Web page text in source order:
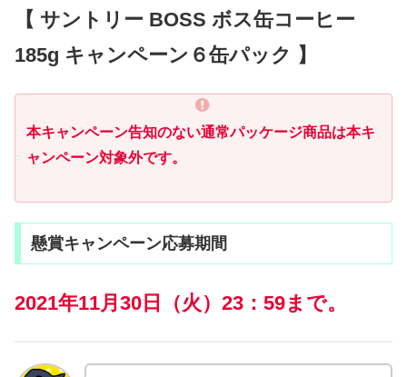
【 サントリー BOSS ボス缶コーヒー
185g キャンペーン６缶パック 】
本キャンペーン告知のない通常パッケージ商品は本キ
ャンペーン対象外です。
懸賞キャンペーン応募期間
2021年11月30日（火）23：59まで。